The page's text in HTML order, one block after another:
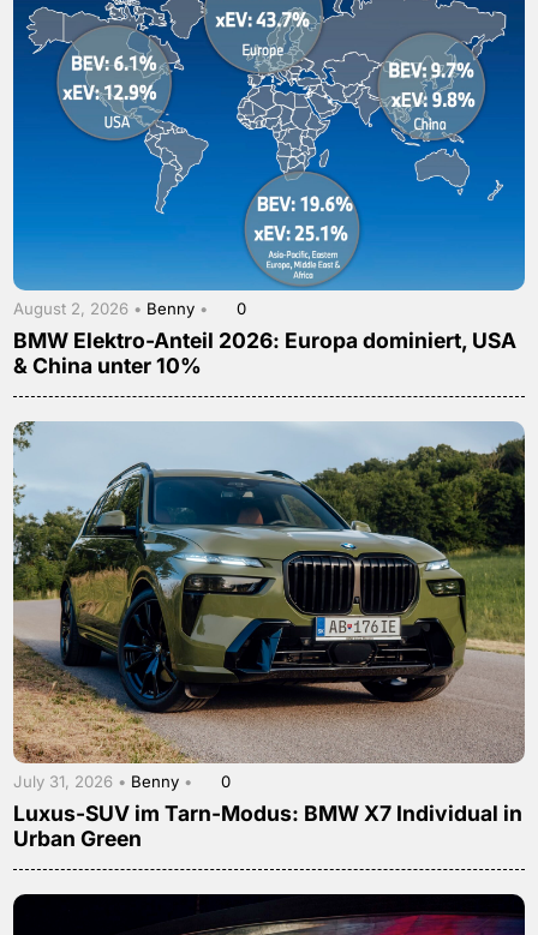
August 2, 2026 • Benny • 0
BMW Elektro-Anteil 2026: Europa dominiert, USA
& China unter 10%
July 31, 2026 • Benny • 0
Luxus-SUV im Tarn-Modus: BMW X7 Individual in
Urban Green